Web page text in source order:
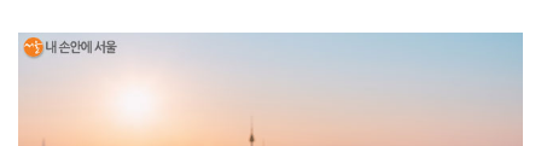
R 유 크 작